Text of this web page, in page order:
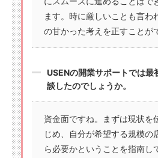
ます。時に厳しいことも言わ
の甘かった考えを正すことが
USENの開業サポートでは最
談したのでしょうか。
資金面ですね。まずは現状を
じめ、自分が希望する規模の
ら必要かということを指南し